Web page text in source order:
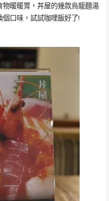
暖暖胃，丼屋的幾款烏龍麵湯
口味，試試咖哩飯好了!